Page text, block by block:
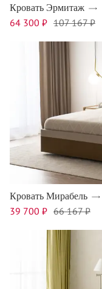
Кровать Эрмитаж
64 300 ₽ 107 167 ₽
Кровать Мирабель
39 700 ₽ 66 167 ₽